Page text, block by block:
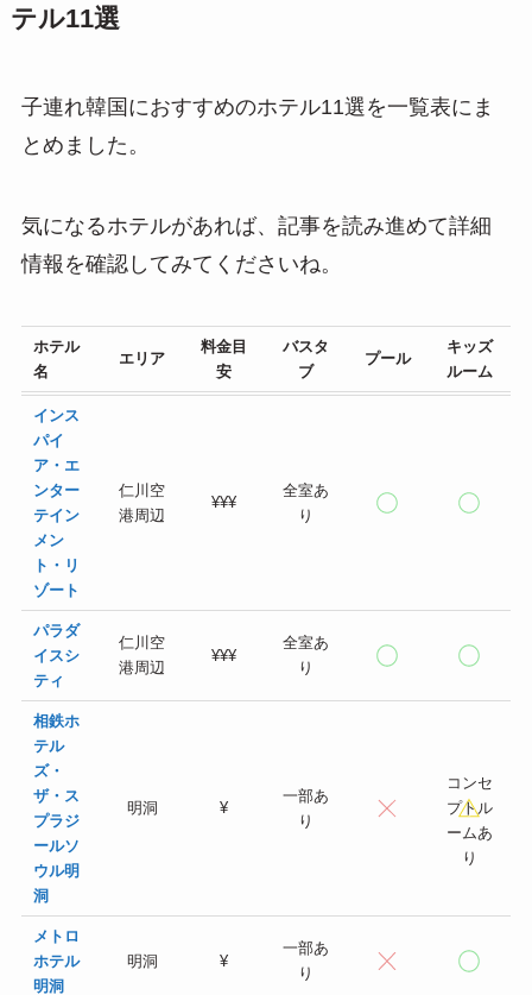
テル11選
子連れ韓国におすすめのホテル11選を一覧表にま
とめました。
気になるホテルがあれば、記事を読み進めて詳細
情報を確認してみてくださいね。
ホテル
名
エリア
料金目
安
バスタ
ブ
プール
キッズ
ルーム
インス
パイ
ア・エ
ンター
テイン
メン
ト・リ
ゾート
仁川空
港周辺
¥¥¥
全室あ
り
パラダ
イスシ
ティ
仁川空
港周辺
¥¥¥
全室あ
り
相鉄ホ
テル
ズ・
ザ・ス
プラジ
ールソ
ウル明
洞
明洞 ¥
一部あ
り
コンセ
プトル
ームあ
り
メトロ
ホテル
明洞
明洞 ¥
一部あ
り